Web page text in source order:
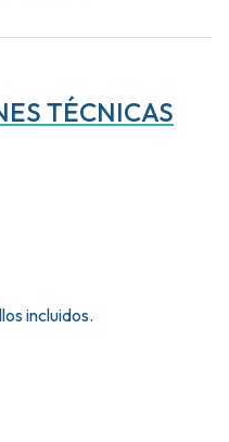
TÉCNICAS
incluidos.